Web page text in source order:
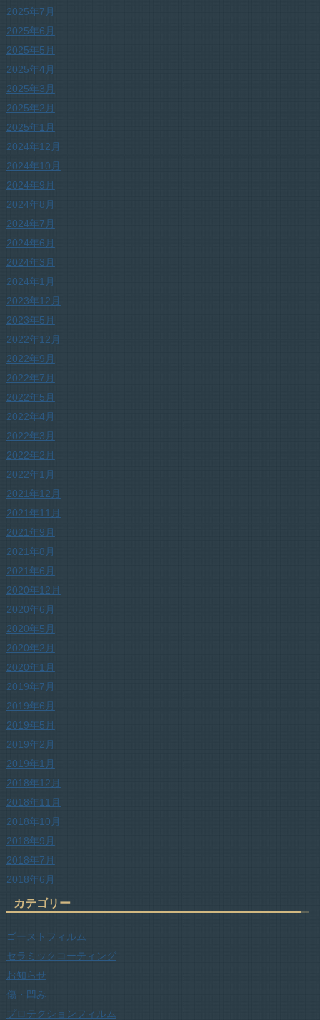
2025年7月
2025年6月
2025年5月
2025年4月
2025年3月
2025年2月
2025年1月
2024年12月
2024年10月
2024年9月
2024年8月
2024年7月
2024年6月
2024年3月
2024年1月
2023年12月
2023年5月
2022年12月
2022年9月
2022年7月
2022年5月
2022年4月
2022年3月
2022年2月
2022年1月
2021年12月
2021年11月
2021年9月
2021年8月
2021年6月
2020年12月
2020年6月
2020年5月
2020年2月
2020年1月
2019年7月
2019年6月
2019年5月
2019年2月
2019年1月
2018年12月
2018年11月
2018年10月
2018年9月
2018年7月
2018年6月
カテゴリー
ゴーストフィルム
セラミックコーティング
お知らせ
傷・凹み
プロテクションフィルム